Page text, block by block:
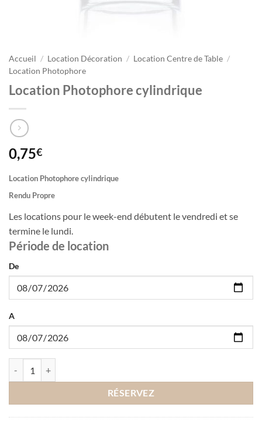
Accueil / Location Décoration / Location Centre de Table /
Location Photophore
Location Photophore cylindrique
0,75€
Location Photophore cylindrique
Rendu Propre
Les locations pour le week-end débutent le vendredi et se
termine le lundi.
Période de location
De
A
RÉSERVEZ